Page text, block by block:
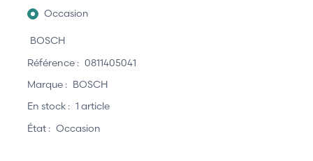
Occasion
BOSCH
Référence : 0811405041
Marque : BOSCH
En stock : 1 article
État : Occasion